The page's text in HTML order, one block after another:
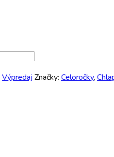
Výpredaj Značky: Celoročky,